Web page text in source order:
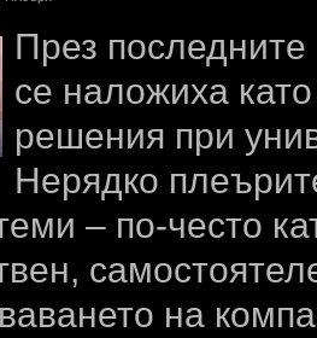
През последните
се наложиха
решения при
Нерядко
– по-често
на